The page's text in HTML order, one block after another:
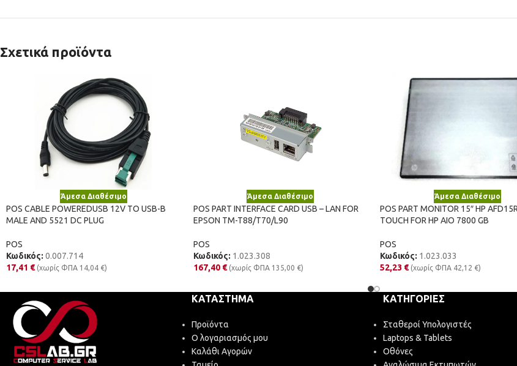
Σχετικά προϊόντα
Άμεσα Διαθέσιμο
POS CABLE POWEREDUSB 12V TO USB-B
MALE AND 5521 DC PLUG
POS
Κωδικός: 0.007.714
17,41 € (χωρίς ΦΠΑ 14,04 €)
Άμεσα Διαθέσιμο
POS PART INTERFACE CARD USB – LAN FOR
EPSON TM-T88/T70/L90
POS
Κωδικός: 1.023.308
167,40 € (χωρίς ΦΠΑ 135,00 €)
Άμεσα Διαθέσιμο
POS PART MONITOR 15″ HP
TOUCH FOR HP AIO 7800 GB
POS
Κωδικός: 1.023.033
52,23 € (χωρίς ΦΠΑ 42,12 €)
ΚΑΤΆΣΤΗΜΑ
Προϊόντα
Ο λογαριασμός μου
Καλάθι Αγορών
ΚΑΤΗΓΟΡΊΕΣ
Σταθεροί Υπολογιστές
Laptops & Tablets
Οθόνες